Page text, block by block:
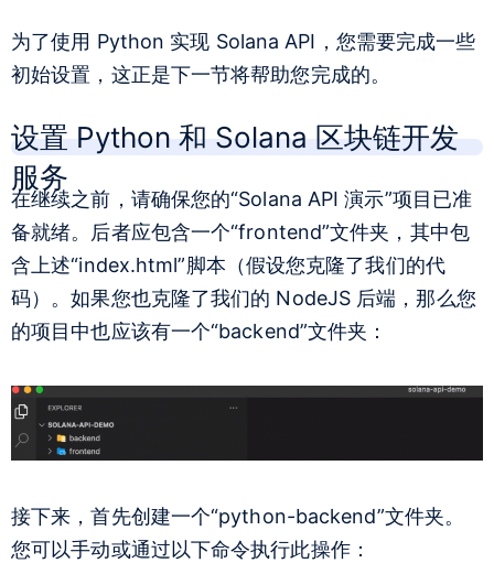
为了使用 Python 实现 Solana API，您需要完成一些
初始设置，这正是下一节将帮助您完成的。
设置 Python 和 Solana 区块链开发
服务
在继续之前，请确保您的“Solana API 演示”项目已准
备就绪。后者应包含一个“frontend”文件夹，其中包
含上述“index.html”脚本（假设您克隆了我们的代
码）。如果您也克隆了我们的 NodeJS 后端，那么您
的项目中也应该有一个“backend”文件夹：
接下来，首先创建一个“python-backend”文件夹。
您可以手动或通过以下命令执行此操作：